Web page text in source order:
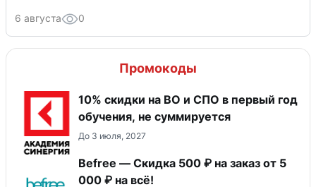
6 августа 0
Промокоды
10% скидки на ВО и СПО в первый год
обучения, не суммируется
До 3 июля, 2027
Befree — Скидка 500 ₽ на заказ от 5
000 ₽ на всё!